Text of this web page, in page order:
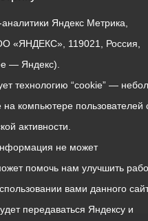
Яндекс Метрика,
«ЯНДЕКС», 119021, Россия,
— Яндекс).
технологию “cookie” —
компьютере пользователей
активности.
не может
помочь нам улучшить
вами данного
передаваться Яндексу и